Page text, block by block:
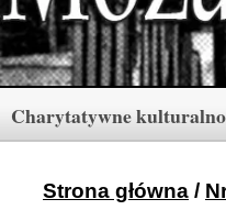
Charytatywne
Strona główna /